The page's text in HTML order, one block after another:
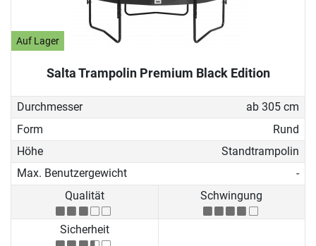
Auf Lager
Salta Trampolin Premium Black Edition
Durchmesser
ab 305 cm
Form
Rund
Höhe
Standtrampolin
Max. Benutzergewicht
-
Qualität
Schwingung
Sicherheit